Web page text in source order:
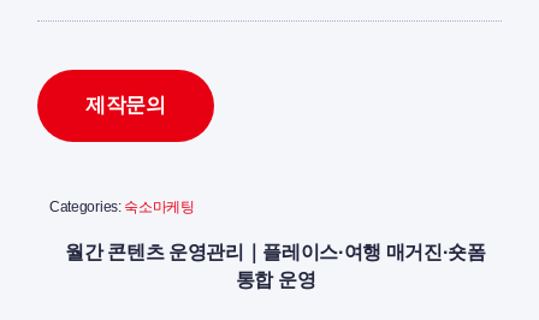
제작문의
Categories: 숙소마케팅
월간 콘텐츠 운영관리｜플레이스·여행 매거진·숏폼
통합 운영